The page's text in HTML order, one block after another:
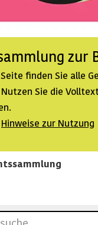
finden Sie alle
Sie die
Hinweise zur Nutzung